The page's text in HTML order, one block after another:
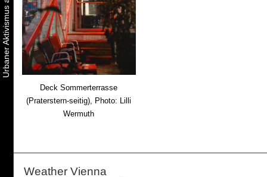
Deck Sommerterrasse
(Praterstern-seitig), Photo: Lilli
Wermuth